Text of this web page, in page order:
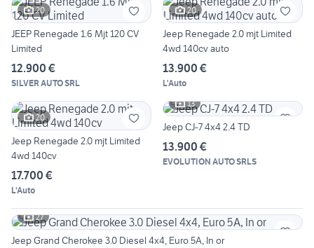
20
JEEP Renegade 1.6 Mjt 120 CV
Limited
12.900 €
SILVER AUTO SRL
20
Jeep Renegade 2.0 mjt Limited
4wd 140cv auto
13.900 €
L'Auto
20
Jeep Renegade 2.0 mjt Limited
4wd 140cv
17.700 €
L'Auto
13
Jeep CJ-7 4x4 2.4 TD
13.900 €
EVOLUTION AUTO SRLS
27
Jeep Grand Cherokee 3.0 Diesel 4x4, Euro 5A, In or